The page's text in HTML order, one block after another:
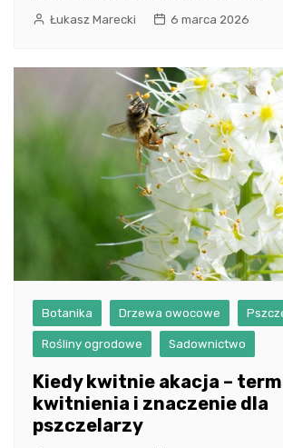
Łukasz Marecki 6 marca 2026
Botanika Drzewa owocowe
Rośliny ogrodowe Sadownictwo
Kiedy kwitnie akacja –
kwitnienia i znaczenie dla
pszczelarzy